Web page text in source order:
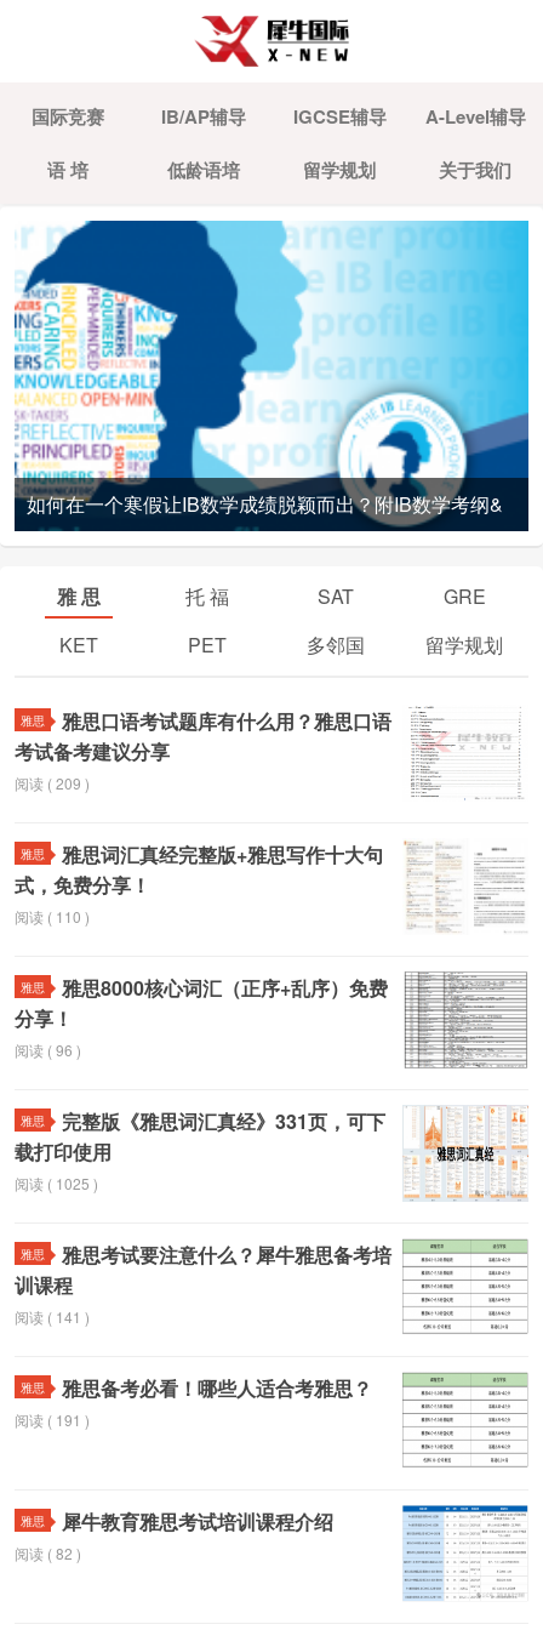
国际竞赛 IB/AP辅导 IGCSE辅导
A-Level辅导
语 培
低龄语培 留学规划 关于我们
如何在一个寒假让IB数学成绩脱颖而出？附IB数学考纲&
规划
雅 思
托 福 SAT
GRE
KET
PET 多邻国 留学规划
雅思
雅思口语考试题库有什么用？雅思口语
考试备考建议分享
阅读 ( 209 )
雅思
雅思词汇真经完整版+雅思写作十大句
式，免费分享！
阅读 ( 110 )
雅思
雅思8000核心词汇（正序+乱序）免费
分享！
阅读 ( 96 )
雅思
完整版《雅思词汇真经》331页，可下
载打印使用
阅读 ( 1025 )
雅思
雅思考试要注意什么？犀牛雅思备考培
训课程
阅读 ( 141 )
雅思 雅思备考必看！哪些人适合考雅思？
阅读 ( 191 )
雅思 犀牛教育雅思考试培训课程介绍
阅读 ( 82 )